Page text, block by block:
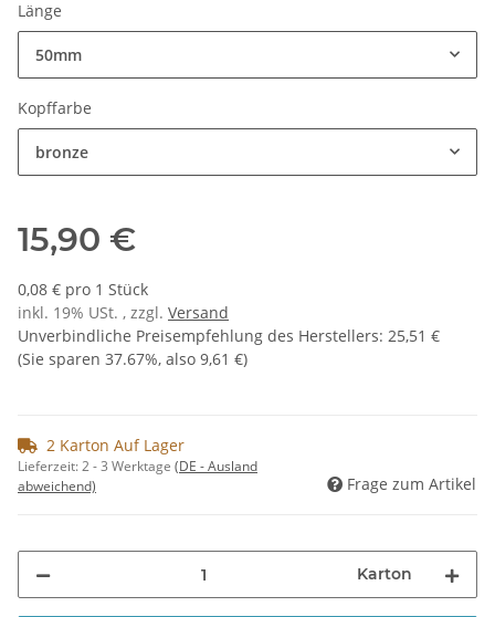
Länge
50mm
Kopffarbe
bronze
15,90 €
0,08 € pro 1 Stück
inkl. 19% USt. , zzgl. Versand
Unverbindliche Preisempfehlung des Herstellers: 25,51 €
(Sie sparen 37.67%, also 9,61 €)
2 Karton Auf Lager
Lieferzeit:2 - 3 Werktage (DE - Ausland
abweichend)
Frage zum Artikel
Karton